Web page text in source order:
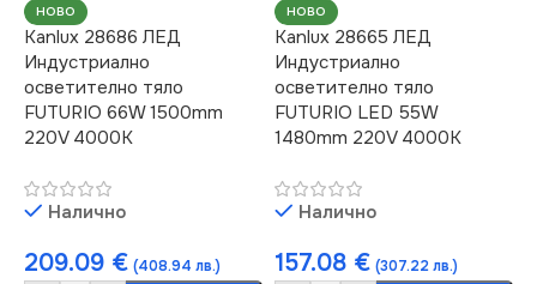
НОВО
Kanlux 28686 ЛЕД
Индустриално
осветително тяло
FUTURIO 66W 1500mm
220V 4000K
Налично
209.09 € (408.94 лв.)
НОВО
Kanlux 28665 ЛЕД
Индустриално
осветително тяло
FUTURIO LED 55W
1480mm 220V 4000K
Налично
157.08 € (307.22 лв.)